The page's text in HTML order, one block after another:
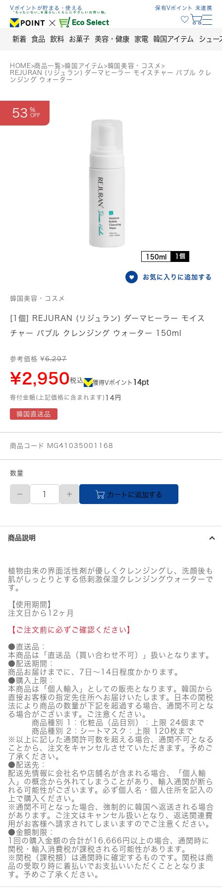
Skip
content
Vポイントが貯まる・使える 保有Vポイント 未連携
新着 食品 飲料 お菓子 美容・健康 家電 韓国アイテム シュー
HOME>商品一覧>韓国アイテム>韓国美容・コスメ >
REJURAN (リジュラン) ダーマヒーラー モイスチャー バブル クレ
ンジング ウォーター
53
150ml 1個
お気に入りに追加する
韓国美容・コスメ
[1個] REJURAN (リジュラン) ダーマヒーラー モイス
チャー バブル クレンジング ウォーター 150ml
参考価格 ¥6,297
¥2,950税込 獲得Vポイント 14pt
寄付金額(上記価格に含まれます) 14円
韓国直送品
商品コード MG41035001168
数量
REJURAN
ジ
ラ
ン)
ダ
ヒ
ー
モ
イ
チ
ー
バ
ブ
ル
ク
レ
ン
ジ
ン
グ
ウ
ォ
ー
タ
ー
個
カートに追加する
商品説明
植物由来の界面活性剤が優しくクレンジングし、洗顔後も
肌がしっとりとする低刺激保湿クレンジングウォーターで
す。
【使用期間】
注文日から12ヶ月
【ご注文前に必ずご確認ください】
●直送品：
本商品は「直送品（買い合わせ不可）」扱いとなります。
●配送期間：
商品お届けまでに、7日～14日程度かかります。
●購入上限：
本商品は「個人輸入」としての販売となります。韓国から
直接お客様の指定先住所へお届けいたします。日本の関税
法により商品の数量が下記を超過する場合、通関不可とな
る場合がございます。ご注意ください。
商品種別 1：化粧品（品目別）：上限 24個まで
商品種別 2：シートマスク：上限 120枚まで
※以上に記した通関許可数を超える場合、通関不可となる
ことから、注文をキャンセルさせていただきます。予めご
了承ください。
●配送先：
配送先情報に会社名や店舗名が含まれる場合、「個人輸
入」の概念から外れてしまうことがあり、輸入通関が断ら
れる可能性がございます。必ず個人名・個人住所を記入の
上で購入ください。
※通関不可となった場合、強制的に韓国へ返送される場合
があります。ご注文はキャンセル扱いとなり、返送関連費
用がお客様へ請求されてしまいますのでご注意ください。
●金額制限：
1回の購入金額の合計が16,666円以上の場合、通関時に
関税・輸入消費税が課税される可能性があります。
※関税（課税額）は通関時に確定するものです。関税は商
品の受取り時に着払いでお支払いいただくこととなりま
す。予めご了承ください。